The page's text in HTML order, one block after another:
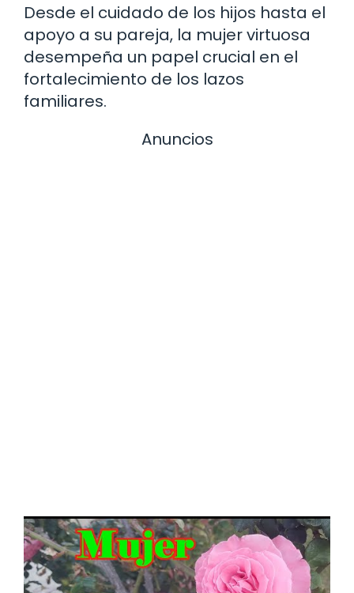
Desde el cuidado de los hijos hasta el
apoyo a su pareja, la mujer virtuosa
desempeña un papel crucial en el
fortalecimiento de los lazos
familiares.
Anuncios